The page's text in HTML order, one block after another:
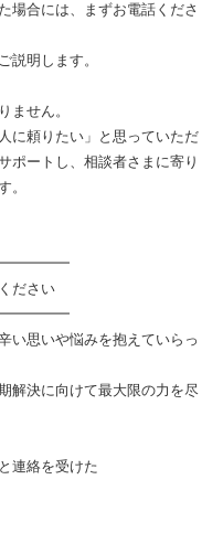
場合には、まずお電話くださ
説明します。
ません。
に頼りたい」と思っていただ
ポートし、相談者さまに寄り
。
ださい
い思いや悩みを抱えていらっ
解決に向けて最大限の力を尽
連絡を受けた